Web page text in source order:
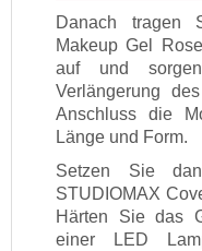
Danach tragen
Makeup Gel
auf und
Verlängerung
Anschluss die
Länge und Form.
Setzen Sie
STUDIOMAX
Härten Sie das
einer LED